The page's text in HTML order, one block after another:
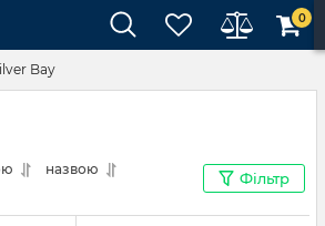
0
Bay
назвою
Фільтр